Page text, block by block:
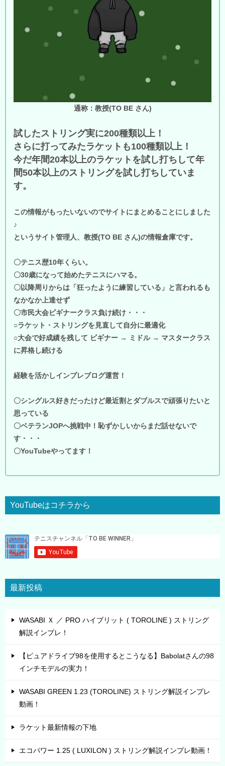
通称：教授(TO BE さん)
試したストリング実に200種類以上！
さらに打ってみたラケットも100種類以上！
今だ年間20本以上のラケットを試し打ちして年
間50本以上のストリングを試し打ちしていま
す。
この情報がもったいないのでサイトにまとめることにしました
♪
というサイト管理人、教授(TO BE さん)の情報倉庫です。
〇テニス歴10年くらい。
〇30歳になって始めたテニスにハマる。
〇以降周りからは「狂ったように練習している」と言われるも
なかなか上達せず
〇市民大会ビギナークラス負け続け・・・
○ラケット・ストリングを見直して自分に最適化
○大会で好成績を残して ビギナー → ミドル → マスタークラス
に昇格し続ける
経験を活かしインプレブログ運営！
〇シングルス好きだったけど最近割とダブルスで頑張りたいと
思っている
〇ベテランJOPへ挑戦中！恥ずかしいからまだ話せないで
す・・・
〇YouTubeやってます！
YouTubeはコチラから
最新投稿
WASABI Ｘ ／ PRO ハイブリット ( TOROLINE ) ストリング
解説インプレ！
【ピュアドライブ98を使用するとこうなる】Babolatさんの98
インチモデルの実力！
WASABI GREEN 1.23 (TOROLINE) ストリング解説インプレ
動画！
ラケット最新情報の下地
エコパワー 1.25 ( LUXILON ) ストリング解説インプレ動画！